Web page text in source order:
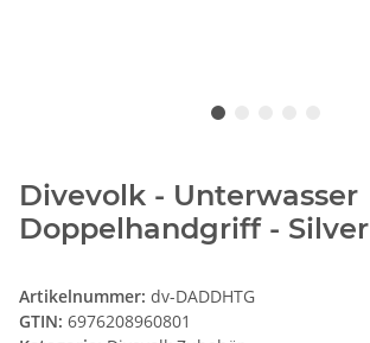
Divevolk - Unterwasser
Doppelhandgriff - Silver
Artikelnummer: dv-DADDHTG
GTIN: 6976208960801